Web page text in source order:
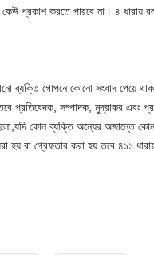
প্রকাশ করতে পারবে না। ৪ ধারায়
ব্যক্তি গোপনে কোনো সংবাদ পেয়ে
প্রতিবেদক, সম্পাদক, মুদ্রাকর এবং
কোন ব্যক্তি অন্যের অজান্তে
হয় বা গ্রেফতার করা হয় তবে ৪১১